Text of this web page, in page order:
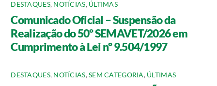
DESTAQUES, NOTÍCIAS, ÚLTIMAS
Comunicado Oficial – Suspensão da
Realização do 50º SEMAVET/2026 em
Cumprimento à Lei nº 9.504/1997
DESTAQUES, NOTÍCIAS,SEM CATEGORIA, ÚLTIMAS